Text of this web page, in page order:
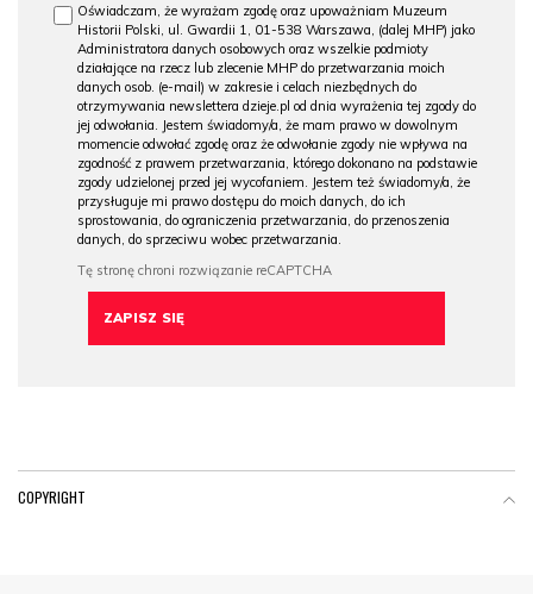
Oświadczam, że wyrażam zgodę oraz upoważniam Muzeum
Historii Polski, ul. Gwardii 1, 01-538 Warszawa, (dalej MHP) jako
Administratora danych osobowych oraz wszelkie podmioty
działające na rzecz lub zlecenie MHP do przetwarzania moich
danych osob. (e-mail) w zakresie i celach niezbędnych do
otrzymywania newslettera dzieje.pl od dnia wyrażenia tej zgody do
jej odwołania. Jestem świadomy/a, że mam prawo w dowolnym
momencie odwołać zgodę oraz że odwołanie zgody nie wpływa na
zgodność z prawem przetwarzania, którego dokonano na podstawie
zgody udzielonej przed jej wycofaniem. Jestem też świadomy/a, że
przysługuje mi prawo dostępu do moich danych, do ich
sprostowania, do ograniczenia przetwarzania, do przenoszenia
danych, do sprzeciwu wobec przetwarzania.
COPYRIGHT